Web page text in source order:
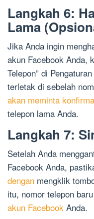
Langkah 6:
Lama
Jika Anda ingin
akun Facebook Anda,
Telepon” di
terletak di sebelah
akan meminta
telepon lama Anda.
Langkah 7:
Setelah Anda
Facebook Anda,
dengan mengklik
itu, nomor telepon
akun Facebook Anda.